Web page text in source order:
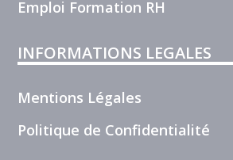
Emploi Formation RH
INFORMATIONS LEGALES
Mentions Légales
Politique de Confidentialité